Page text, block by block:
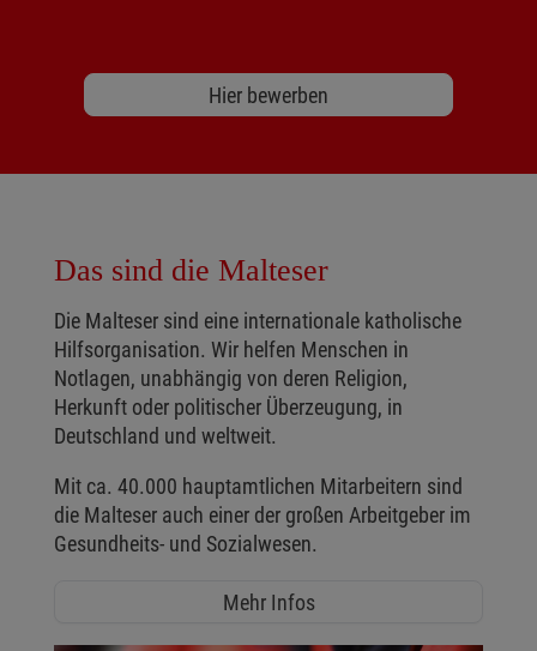
Hier bewerben
Das sind die Malteser
Die Malteser sind eine internationale katholische
Hilfsorganisation. Wir helfen Menschen in
Notlagen, unabhängig von deren Religion,
Herkunft oder politischer Überzeugung, in
Deutschland und weltweit.
Mit ca. 40.000 hauptamtlichen Mitarbeitern sind
die Malteser auch einer der großen Arbeitgeber im
Gesundheits- und Sozialwesen.
Mehr Infos